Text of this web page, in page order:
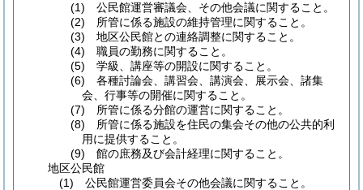
(1) 公民館運営審議会、その他会議に関すること。
(2) 所管に係る施設の維持管理に関すること。
(3) 地区公民館との連絡調整に関すること。
(4) 職員の勤務に関すること。
(5) 学級、講座等の開設に関すること。
(6) 各種討論会、講習会、講演会、展示会、諸集
会、行事等の開催に関すること。
(7) 所管に係る分館の運営に関すること。
(8) 所管に係る施設を住民の集会その他の公共的利
用に提供すること。
(9) 館の庶務及び会計経理に関すること。
地区公民館
(1) 公民館運営委員会その他会議に関すること。